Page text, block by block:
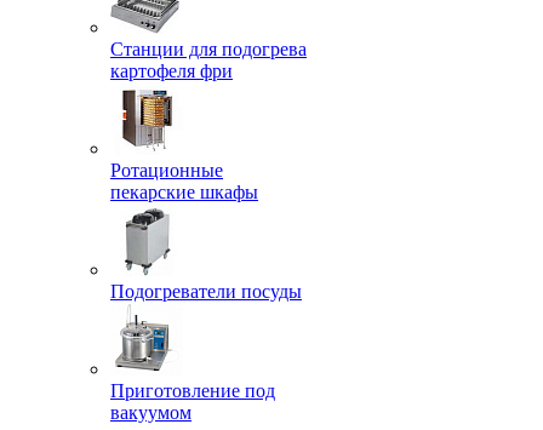
Станции для подогрева
картофеля фри
Ротационные
пекарские шкафы
Подогреватели посуды
Приготовление под
вакуумом